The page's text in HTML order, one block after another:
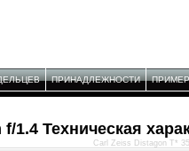
ПРИНАДЛЕЖНОСТИ
1.4 Техническая
Carl Zeiss Distagon T*